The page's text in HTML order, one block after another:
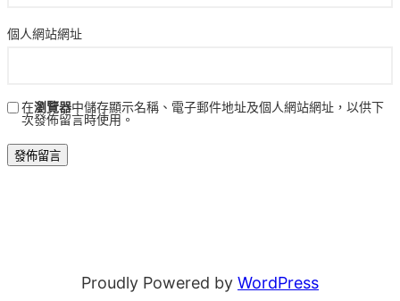
個人網站網址
在瀏覽器中儲存顯示名稱、電子郵件地址及個人網站網址，以供下
次發佈留言時使用。
Proudly Powered by WordPress